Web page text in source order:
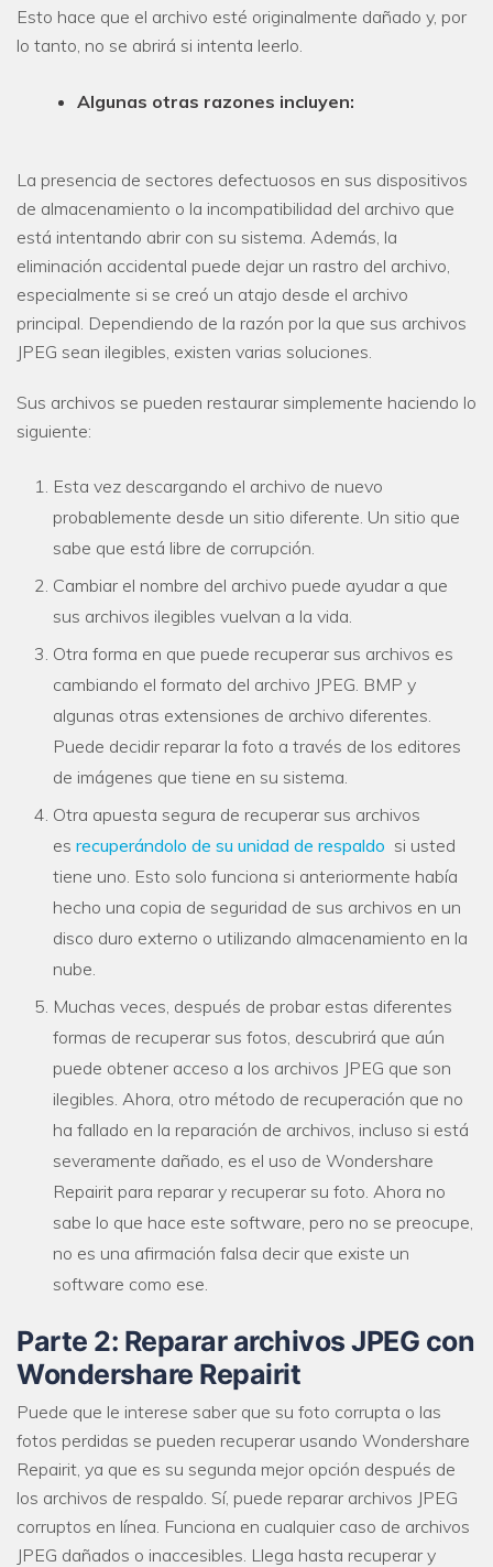
Esto hace que el archivo esté originalmente dañado y, por
lo tanto, no se abrirá si intenta leerlo.
Algunas otras razones incluyen:
La presencia de sectores defectuosos en sus dispositivos
de almacenamiento o la incompatibilidad del archivo que
está intentando abrir con su sistema. Además, la
eliminación accidental puede dejar un rastro del archivo,
especialmente si se creó un atajo desde el archivo
principal. Dependiendo de la razón por la que sus archivos
JPEG sean ilegibles, existen varias soluciones.
Sus archivos se pueden restaurar simplemente haciendo lo
siguiente:
Esta vez descargando el archivo de nuevo
probablemente desde un sitio diferente. Un sitio que
sabe que está libre de corrupción.
Cambiar el nombre del archivo puede ayudar a que
sus archivos ilegibles vuelvan a la vida.
Otra forma en que puede recuperar sus archivos es
cambiando el formato del archivo JPEG. BMP y
algunas otras extensiones de archivo diferentes.
Puede decidir reparar la foto a través de los editores
de imágenes que tiene en su sistema.
Otra apuesta segura de recuperar sus archivos
es recuperándolo de su unidad de respaldo si usted
tiene uno. Esto solo funciona si anteriormente había
hecho una copia de seguridad de sus archivos en un
disco duro externo o utilizando almacenamiento en la
nube.
Muchas veces, después de probar estas diferentes
formas de recuperar sus fotos, descubrirá que aún
puede obtener acceso a los archivos JPEG que son
ilegibles. Ahora, otro método de recuperación que no
ha fallado en la reparación de archivos, incluso si está
severamente dañado, es el uso de Wondershare
Repairit para reparar y recuperar su foto. Ahora no
sabe lo que hace este software, pero no se preocupe,
no es una afirmación falsa decir que existe un
software como ese.
Parte 2: Reparar archivos JPEG con
Wondershare Repairit
Puede que le interese saber que su foto corrupta o las
fotos perdidas se pueden recuperar usando Wondershare
Repairit, ya que es su segunda mejor opción después de
los archivos de respaldo. Sí, puede reparar archivos JPEG
corruptos en línea. Funciona en cualquier caso de archivos
JPEG dañados o inaccesibles. Llega hasta recuperar y